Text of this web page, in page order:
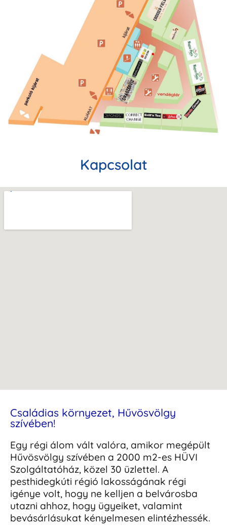
Kapcsolat
Családias környezet, Hűvösvölgy
szívében!
Egy régi álom vált valóra, amikor megépült
Hűvösvölgy szívében a 2000 m2-es HÜVI
Szolgáltatóház, közel 30 üzlettel. A
pesthidegkúti régió lakosságának régi
igénye volt, hogy ne kelljen a belvárosba
utazni ahhoz, hogy ügyeiket, valamint
bevásárlásukat kényelmesen elintézhessék.